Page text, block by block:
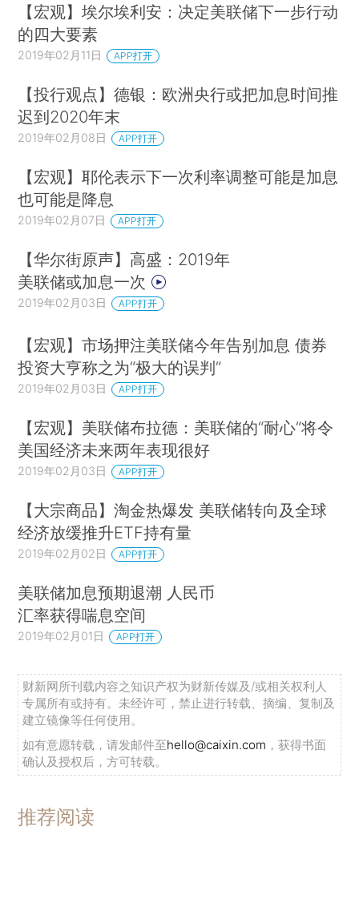
【宏观】埃尔埃利安：决定美联储下一步行动
的四大要素
2019年02月11日 APP打开
【投行观点】德银：欧洲央行或把加息时间推
迟到2020年末
2019年02月08日 APP打开
【宏观】耶伦表示下一次利率调整可能是加息
也可能是降息
2019年02月07日 APP打开
【华尔街原声】高盛：2019年
美联储或加息一次
2019年02月03日 APP打开
【宏观】市场押注美联储今年告别加息 债券
投资大亨称之为“极大的误判”
2019年02月03日 APP打开
【宏观】美联储布拉德：美联储的“耐心”将令
美国经济未来两年表现很好
2019年02月03日 APP打开
【大宗商品】淘金热爆发 美联储转向及全球
经济放缓推升ETF持有量
2019年02月02日 APP打开
美联储加息预期退潮 人民币
汇率获得喘息空间
2019年02月01日 APP打开
财新网所刊载内容之知识产权为财新传媒及/或相关权利人
专属所有或持有。未经许可，禁止进行转载、摘编、复制及
建立镜像等任何使用。
如有意愿转载，请发邮件至hello@caixin.com ，获得书面
确认及授权后，方可转载。
推荐阅读